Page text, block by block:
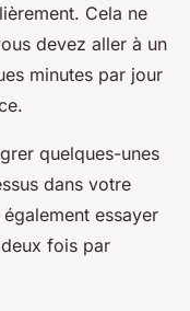
Cela ne
devez aller à un
minutes par jour
quelques-unes
dans votre
essayer
fois par